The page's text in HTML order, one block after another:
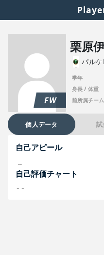
FW
栗原
パル
学年
身長 / 体重
前所属チーム
個人データ 試
自己アピール
--
自己評価チャート
--